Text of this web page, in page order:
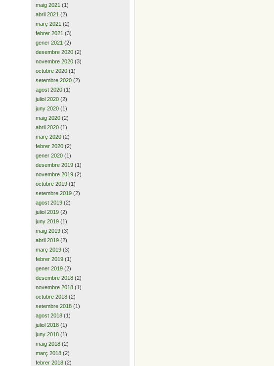
maig 2021 (1)
abril 2021 (2)
març 2021 (2)
febrer 2021 (3)
gener 2021 (2)
desembre 2020 (2)
novembre 2020 (3)
octubre 2020 (1)
setembre 2020 (2)
agost 2020 (1)
juliol 2020 (2)
juny 2020 (1)
maig 2020 (2)
abril 2020 (1)
març 2020 (2)
febrer 2020 (2)
gener 2020 (1)
desembre 2019 (1)
novembre 2019 (2)
octubre 2019 (1)
setembre 2019 (2)
agost 2019 (2)
juliol 2019 (2)
juny 2019 (1)
maig 2019 (3)
abril 2019 (2)
març 2019 (3)
febrer 2019 (1)
gener 2019 (2)
desembre 2018 (2)
novembre 2018 (1)
octubre 2018 (2)
setembre 2018 (1)
agost 2018 (1)
juliol 2018 (1)
juny 2018 (1)
maig 2018 (2)
març 2018 (2)
febrer 2018 (2)